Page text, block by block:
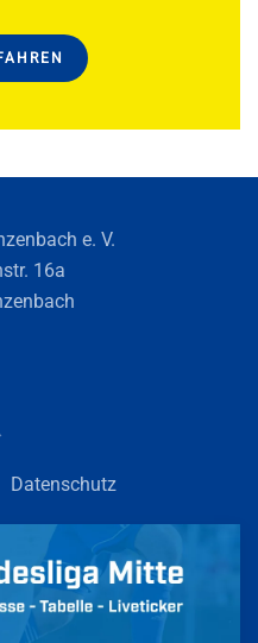
e. V.
16a
Datenschutz